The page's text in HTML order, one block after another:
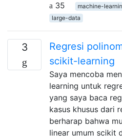
35
machine-
large-data
3
Regresi
scikit-learning
Saya mencoba
learning untuk
yang saya baca
kasus khusus dari
berharap bahwa
linear umum scikit